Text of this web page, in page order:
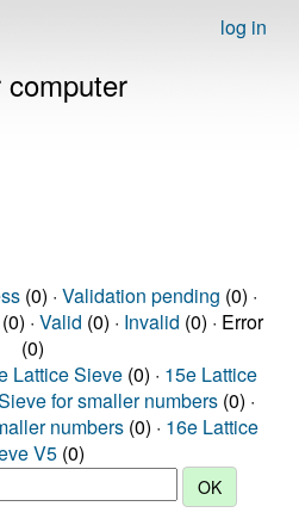
log in
(0) · Validation pending (0) ·
· Valid (0) · Invalid (0) · Error
(0)
Lattice Sieve (0) · 15e Lattice
for smaller numbers (0) ·
numbers (0) · 16e Lattice
V5 (0)